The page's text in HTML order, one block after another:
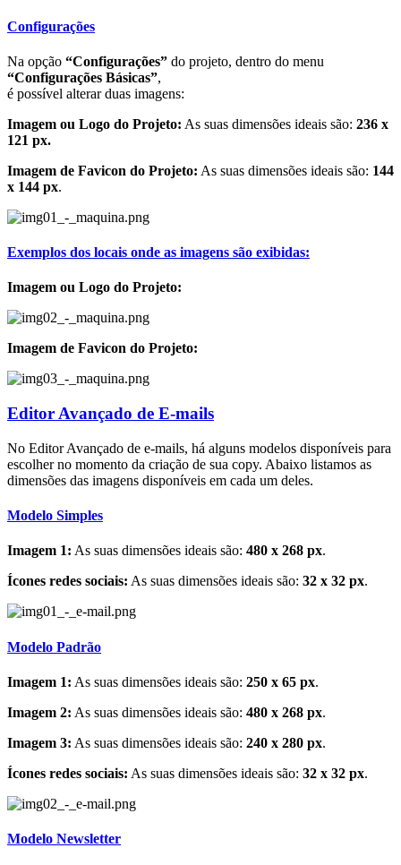
Configurações
Na opção “Configurações” do projeto, dentro do menu
“Configurações Básicas”,
é possível alterar duas imagens:
Imagem ou Logo do Projeto: As suas dimensões ideais são: 236 x
121 px.
Imagem de Favicon do Projeto: As suas dimensões ideais são: 144
x 144 px.
Exemplos dos locais onde as imagens são exibidas:
Imagem ou Logo do Projeto:
Imagem de Favicon do Projeto:
Editor Avançado de E-mails
No Editor Avançado de e-mails, há alguns modelos disponíveis para
escolher no momento da criação de sua copy. Abaixo listamos as
dimensões das imagens disponíveis em cada um deles.
Modelo Simples
Imagem 1: As suas dimensões ideais são: 480 x 268 px.
Ícones redes sociais: As suas dimensões ideais são: 32 x 32 px.
Modelo Padrão
Imagem 1: As suas dimensões ideais são: 250 x 65 px.
Imagem 2: As suas dimensões ideais são: 480 x 268 px.
Imagem 3: As suas dimensões ideais são: 240 x 280 px.
Ícones redes sociais: As suas dimensões ideais são: 32 x 32 px.
Modelo Newsletter